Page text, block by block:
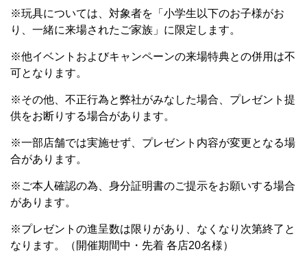
※玩具については、対象者を「小学生以下のお子様がお
り、一緒に来場されたご家族」に限定します。
※他イベントおよびキャンペーンの来場特典との併用は不
可となります。
※その他、不正行為と弊社がみなした場合、プレゼント提
供をお断りする場合があります。
※一部店舗では実施せず、プレゼント内容が変更となる場
合があります。
※ご本人確認の為、身分証明書のご提示をお願いする場合
があります。
※プレゼントの進呈数は限りがあり、なくなり次第終了と
なります。（開催期間中・先着 各店20名様）